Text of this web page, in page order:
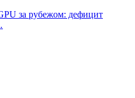
за рубежом: дефицит